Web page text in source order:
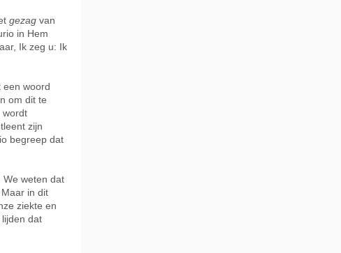
gezag van
in Hem
Ik zeg u: Ik
een woord
om dit te
wordt
zijn
begreep dat
We weten dat
in dit
ziekte en
dat